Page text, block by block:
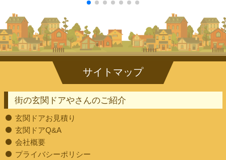
街の玄関ドアやさんのご紹介
玄関ドアお見積り
玄関ドアQ&A
会社概要
プライバシーポリシー